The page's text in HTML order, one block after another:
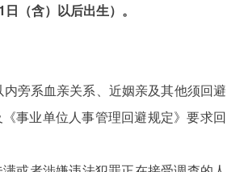
（含）以后出生）。
旁系血亲关系、近姻亲及其他须回避
事业单位人事管理回避规定》要求回